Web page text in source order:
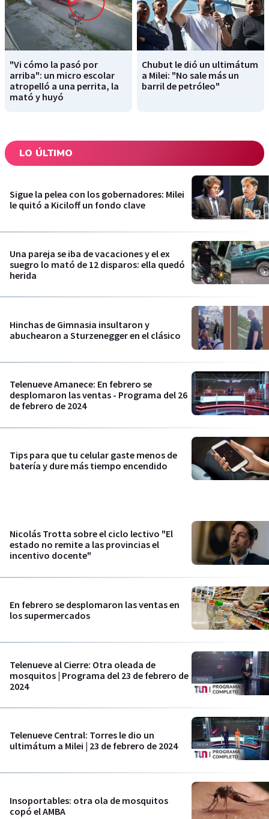
"Vi cómo la pasó por
arriba": un micro escolar
atropelló a una perrita, la
mató y huyó
Chubut le dió un ultimátum
a Milei: "No sale más un
barril de petróleo"
LO ÚLTIMO
Sigue la pelea con los gobernadores: Milei
le quitó a Kiciloff un fondo clave
Una pareja se iba de vacaciones y el ex
suegro lo mató de 12 disparos: ella quedó
herida
Hinchas de Gimnasia insultaron y
abuchearon a Sturzenegger en el clásico
Telenueve Amanece: En febrero se
desplomaron las ventas - Programa del 26
de febrero de 2024
Tips para que tu celular gaste menos de
batería y dure más tiempo encendido
Nicolás Trotta sobre el ciclo lectivo "El
estado no remite a las provincias el
incentivo docente"
En febrero se desplomaron las ventas en
los supermercados
Telenueve al Cierre: Otra oleada de
mosquitos | Programa del 23 de febrero de
2024
Telenueve Central: Torres le dio un
ultimátum a Milei | 23 de febrero de 2024
Insoportables: otra ola de mosquitos
copó el AMBA